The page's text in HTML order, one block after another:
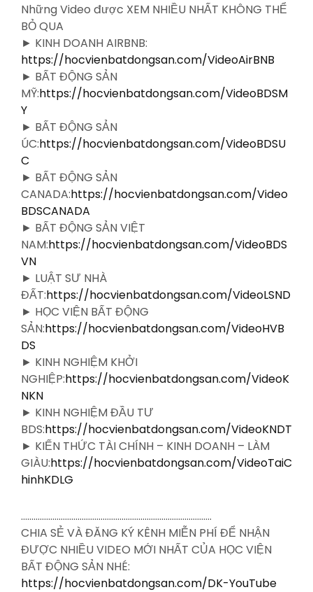
Những Video được XEM NHIỀU NHẤT KHÔNG THỂ
BỎ QUA
► KINH DOANH AIRBNB:
https://hocvienbatdongsan.com/VideoAirBNB
► BẤT ĐỘNG SẢN
MỸ:https://hocvienbatdongsan.com/VideoBDSM
Y
► BẤT ĐỘNG SẢN
ÚC:https://hocvienbatdongsan.com/VideoBDSU
C
► BẤT ĐỘNG SẢN
CANADA:https://hocvienbatdongsan.com/Video
BDSCANADA
► BẤT ĐỘNG SẢN VIỆT
NAM:https://hocvienbatdongsan.com/VideoBDS
VN
► LUẬT SƯ NHÀ
ĐẤT:https://hocvienbatdongsan.com/VideoLSND
► HỌC VIỆN BẤT ĐỘNG
SẢN:https://hocvienbatdongsan.com/VideoHVB
DS
► KINH NGHIỆM KHỞI
NGHIỆP:https://hocvienbatdongsan.com/VideoK
NKN
► KINH NGHIỆM ĐẦU TƯ
BDS:https://hocvienbatdongsan.com/VideoKNDT
► KIẾN THỨC TÀI CHÍNH – KINH DOANH – LÀM
GIÀU:https://hocvienbatdongsan.com/VideoTaiC
hinhKDLG
……………………………………………………………………………….
CHIA SẺ VÀ ĐĂNG KÝ KÊNH MIỄN PHÍ ĐỂ NHẬN
ĐƯỢC NHIỀU VIDEO MỚI NHẤT CỦA HỌC VIỆN
BẤT ĐỘNG SẢN NHÉ:
https://hocvienbatdongsan.com/DK-YouTube